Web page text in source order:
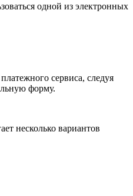
одной из электронных
сервиса, следуя
форму.
несколько вариантов